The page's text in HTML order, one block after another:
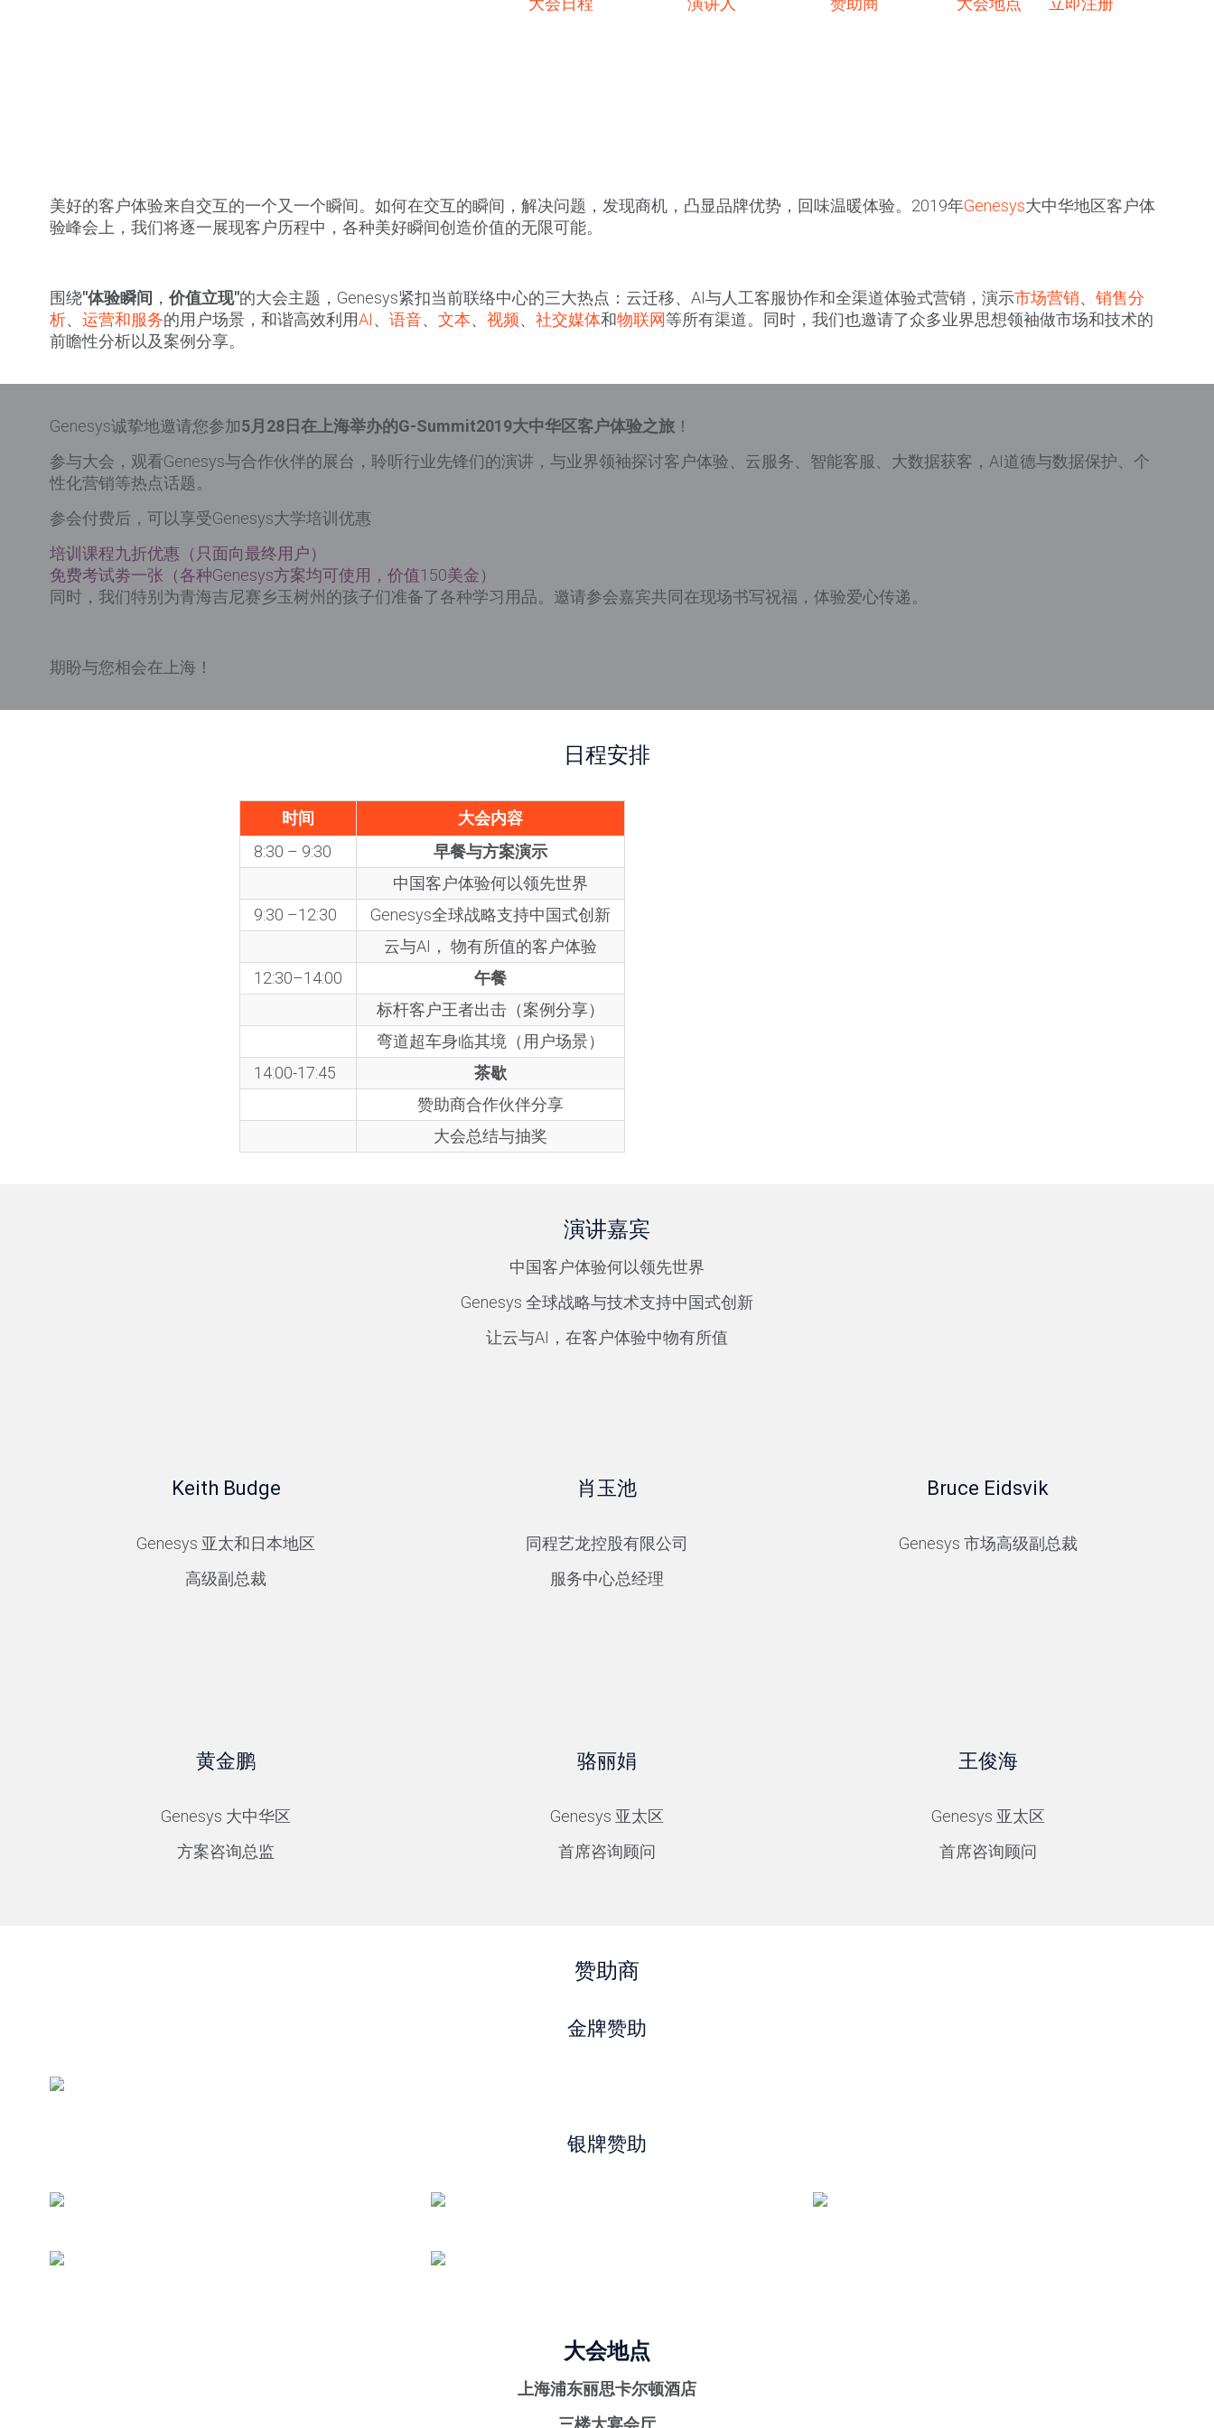
美好的客户体验来自交互的一个又一个瞬间。如何在交互的瞬间，解决问题，发现商机，凸显品牌优势，回味温暖体验。2019年Genesys大中华地区客户体
验峰会上，我们将逐一展现客户历程中，各种美好瞬间创造价值的无限可能。
围绕"体验瞬间 ， 价值立现"的大会主题，Genesys紧扣当前联络中心的三大热点：云迁移、AI与人工客服协作和全渠道体验式营销，演示市场营销、 销售分
析、 运营和服务的用户场景，和谐高效利用AI、 语音、 文本、 视频、 社交媒体和物联网等所有渠道。同时，我们也邀请了众多业界思想领袖做市场和技术的
前瞻性分析以及案例分享。
Genesys诚挚地邀请您参加5月 28日在上海举办的G-Summit2019大中华区客户体验之旅！
参与大会，观看Genesys与合作伙伴的展台，聆听行业先锋们的演讲，与业界领袖探讨客户体验、云服务、智能客服、大数据获客，AI道德与数据保护、个
性化营销等热点话题。
参会付费后，可以享受Genesys大学培训优惠
培训课程九折优惠（只面向最终用户）
免费考试劵一张（各种Genesys方案均可使用，价值150美金）
同时，我们特别为青海吉尼赛乡玉树州的孩子们准备了各种学习用品。邀请参会嘉宾共同在现场书写祝福，体验爱心传递。
期盼与您相会在上海！
日程安排
时间
大会内容
8:30 – 9:30
早餐与方案演示
中国客户体验何以领先世界
9:30 –12:30
Genesys全球战略支持中国式创新
云与AI， 物有所值的客户体验
12:30–14:00
午餐
标杆客户王者出击（案例分享）
弯道超车身临其境（用户场景）
14:00-17:45
茶歇
赞助商合作伙伴分享
大会总结与抽奖
演讲嘉宾
中国客户体验何以领先世界
Genesys 全球战略与技术支持中国式创新
让云与AI，在客户体验中物有所值
Keith Budge
Genesys 亚太和日本地区
高级副总裁
肖玉池
同程艺龙控股有限公司
服务中心总经理
Bruce Eidsvik
Genesys 市场高级副总裁
黄金鹏
Genesys 大中华区
方案咨询总监
骆丽娟
Genesys 亚太区
首席咨询顾问
王俊海
Genesys 亚太区
首席咨询顾问
赞助商
金牌赞助
银牌赞助
大会地点
上海浦东丽思卡尔顿酒店
三楼大宴会厅